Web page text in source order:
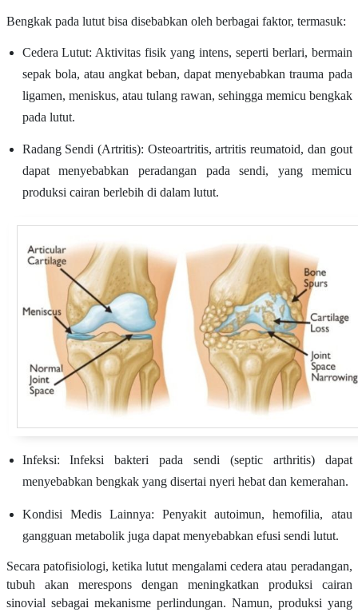
Bengkak pada lutut bisa disebabkan oleh berbagai faktor, termasuk:
Cedera Lutut: Aktivitas fisik yang intens, seperti berlari, bermain
sepak bola, atau angkat beban, dapat menyebabkan trauma pada
ligamen, meniskus, atau tulang rawan, sehingga memicu bengkak
pada lutut.
Radang Sendi (Artritis): Osteoartritis, artritis reumatoid, dan gout
dapat menyebabkan peradangan pada sendi, yang memicu
produksi cairan berlebih di dalam lutut.
Infeksi: Infeksi bakteri pada sendi (septic arthritis) dapat
menyebabkan bengkak yang disertai nyeri hebat dan kemerahan.
Kondisi Medis Lainnya: Penyakit autoimun, hemofilia, atau
gangguan metabolik juga dapat menyebabkan efusi sendi lutut.
Secara patofisiologi, ketika lutut mengalami cedera atau peradangan,
tubuh akan merespons dengan meningkatkan produksi cairan
sinovial sebagai mekanisme perlindungan. Namun, produksi yang